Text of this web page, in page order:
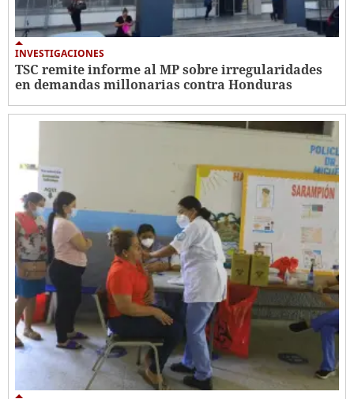
INVESTIGACIONES
TSC remite informe al MP sobre irregularidades
en demandas millonarias contra Honduras